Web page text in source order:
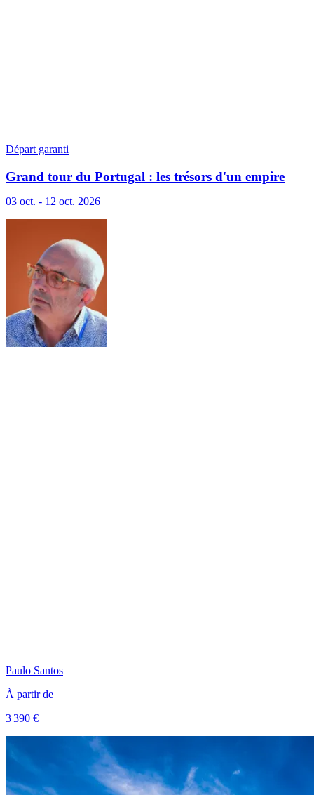
Départ garanti
Grand tour du Portugal : les trésors d'un empire
03 oct. - 12 oct. 2026
Paulo Santos
À partir de
3 390 €